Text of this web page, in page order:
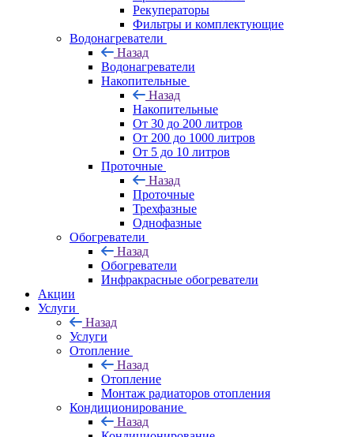
Рекуператоры
Фильтры и комплектующие
Водонагреватели
Назад
Водонагреватели
Накопительные
Назад
Накопительные
От 30 до 200 литров
От 200 до 1000 литров
От 5 до 10 литров
Проточные
Назад
Проточные
Трехфазные
Однофазные
Обогреватели
Назад
Обогреватели
Инфракрасные обогреватели
Акции
Услуги
Назад
Услуги
Отопление
Назад
Отопление
Монтаж радиаторов отопления
Кондиционирование
Назад